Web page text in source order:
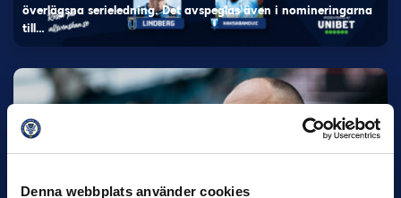
Denna webbplats använder cookies
överlägsna serieledning. Det avspeglas även i nomineringarna
till…
27 JULI